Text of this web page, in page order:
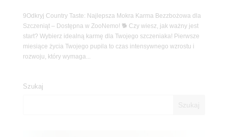
9Odkryj Country Taste: Najlepsza Mokra Karma Bezzbożowa dla
Szczeniąt – Dostępna w ZooNemo! 🐕 Czy wiesz, jak ważny jest
start? Wybierz idealną karmę dla Twojego szczeniaka! Pierwsze
miesiące życia Twojego pupila to czas intensywnego wzrostu i
rozwoju, który wymaga...
Szukaj